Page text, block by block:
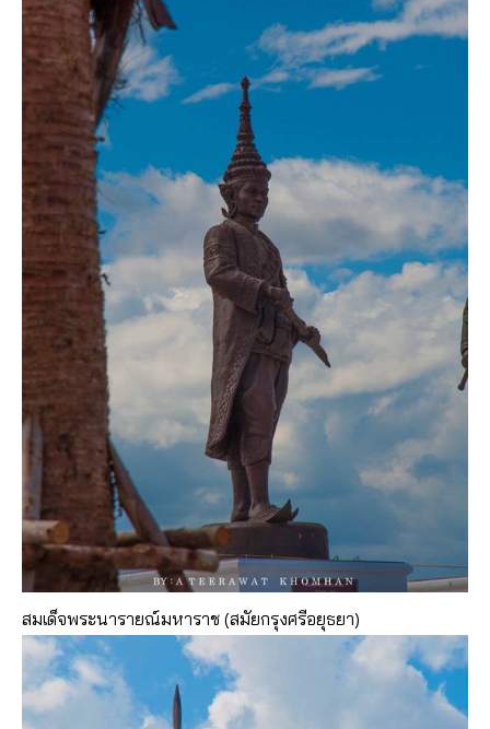
สมเด็จพระนารายณ์มหาราช (สมัยกรุงศรีอยุธยา)